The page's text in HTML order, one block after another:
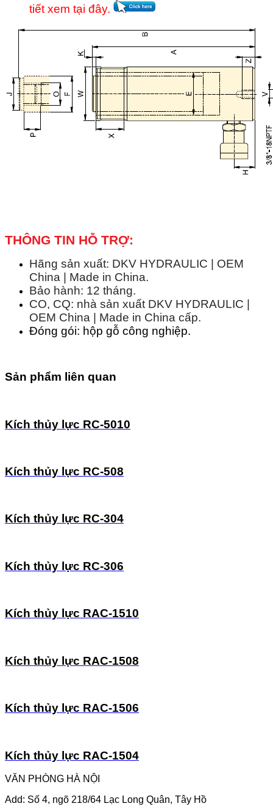
tiết xem tại đây.
THÔNG TIN HỖ TRỢ:
Hãng sản xuất: DKV HYDRAULIC | OEM
China | Made in China.
Bảo hành: 12 tháng.
CO, CQ: nhà sản xuất DKV HYDRAULIC |
OEM China | Made in China cấp.
Đóng gói: hộp gỗ công nghiệp.
Sản phẩm liên quan
Kích thủy lực RC-5010
Kích thủy lực RC-508
Kích thủy lực RC-304
Kích thủy lực RC-306
Kích thủy lực RAC-1510
Kích thủy lực RAC-1508
Kích thủy lực RAC-1506
Kích thủy lực RAC-1504
VĂN PHÒNG HÀ NỘI
Add: Số 4, ngõ 218/64 Lạc Long Quân, Tây Hồ